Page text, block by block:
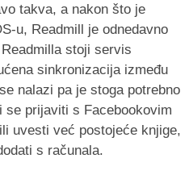
takva, a nakon što je
u, Readmill je odnedavno
stoji servis
sinkronizacija između
nalazi pa je stoga potrebno
prijaviti s Facebookovim
uvesti već postojeće knjige,
s računala.